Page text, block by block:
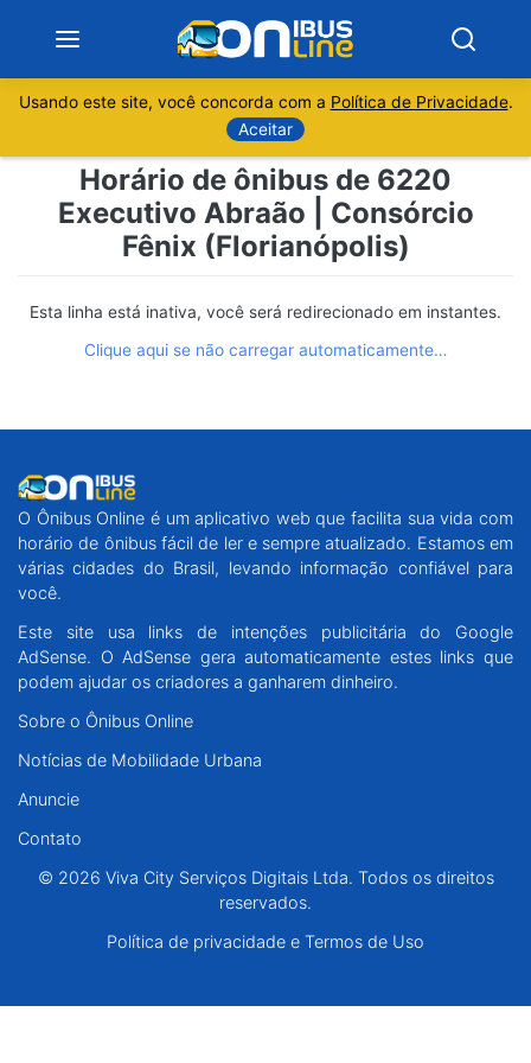
Sobre
Minas Gerais
São Paulo
Espírito Santo
Paraná
Santa Catarina
Centro-Oeste
Norte
Usando este site, você concorda com a Política de Privacidade.
Aceitar
Horário de ônibus de 6220
Executivo Abraão | Consórcio
Fênix (Florianópolis)
Esta linha está inativa, você será redirecionado em instantes.
Clique aqui se não carregar automaticamente…
O Ônibus Online é um aplicativo web que facilita sua vida com
horário de ônibus fácil de ler e sempre atualizado. Estamos em
várias cidades do Brasil, levando informação confiável para
você.
Este site usa links de intenções publicitária do Google
AdSense. O AdSense gera automaticamente estes links que
podem ajudar os criadores a ganharem dinheiro.
Sobre o Ônibus Online
Notícias de Mobilidade Urbana
Anuncie
Contato
© 2026 Viva City Serviços Digitais Ltda. Todos os direitos
reservados.
Política de privacidade e Termos de Uso